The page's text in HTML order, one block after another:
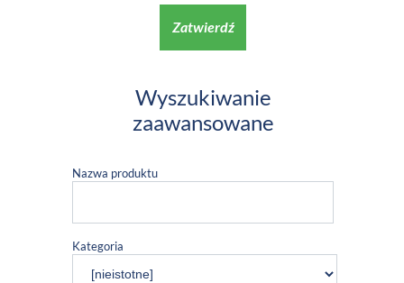
Zatwierdź
Wyszukiwanie
zaawansowane
Nazwa produktu
Kategoria